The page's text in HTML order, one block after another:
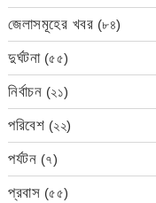
জেলাসমূহের খবর (৮৪)
দুর্ঘটনা(৫৫)
নির্বাচন (২১)
পরিবেশ (২২)
পর্যটন (৭)
প্রবাস (৫৫)